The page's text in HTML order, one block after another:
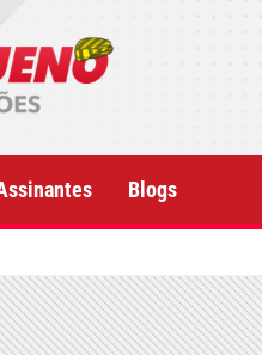
Blogs